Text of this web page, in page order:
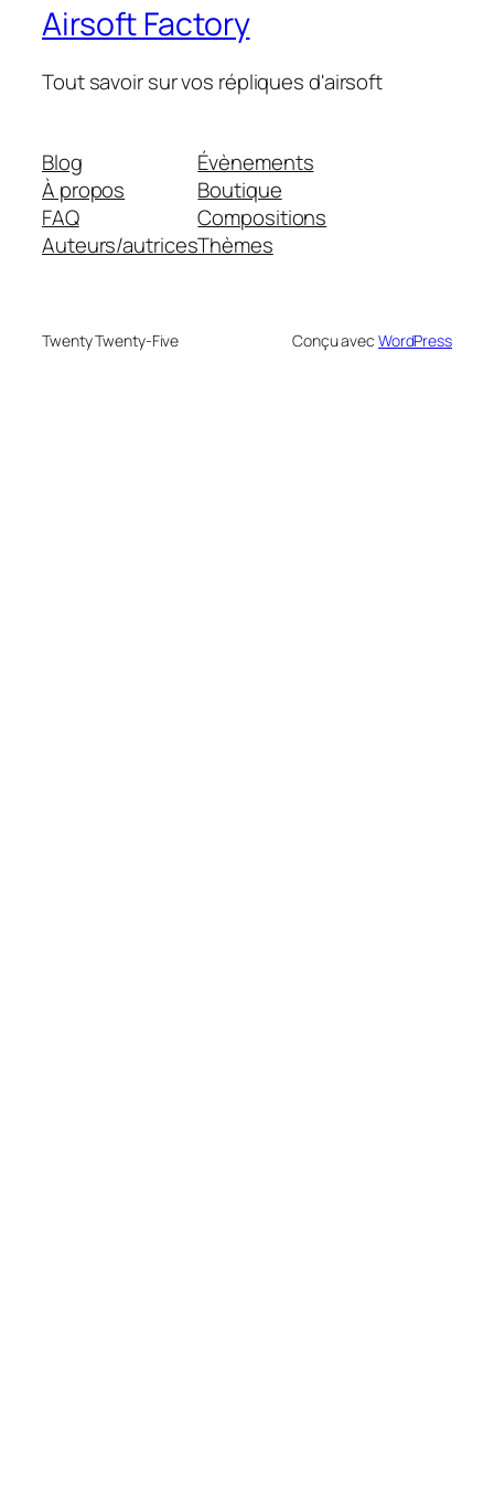
Airsoft Factory
Tout savoir sur vos répliques d'airsoft
Blog
À propos
FAQ
Auteurs/autrices
Évènements
Boutique
Compositions
Thèmes
Twenty Twenty-Five Conçu avec WordPress